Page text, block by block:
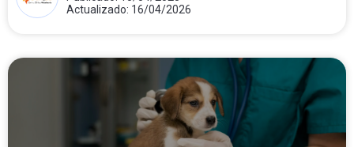
Actualizado: 16/04/2026